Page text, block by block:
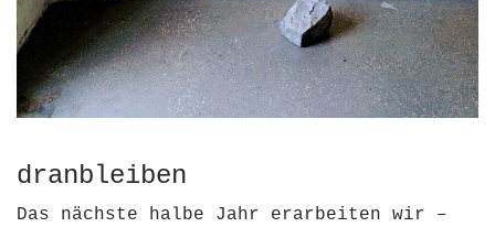
dranbleiben
Das nächste halbe Jahr erarbeiten wir –